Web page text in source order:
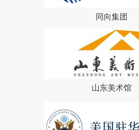
同向集团
山东美术馆